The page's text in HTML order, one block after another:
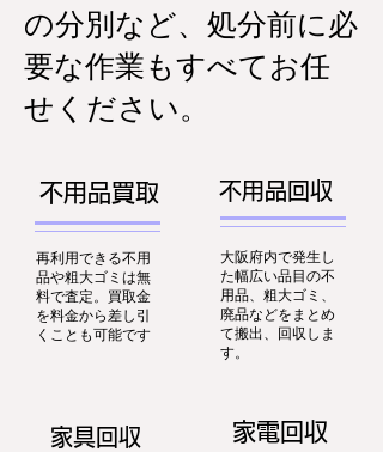
の分別など、処分前に必
要な作業もすべてお任
せください。
不用品買取
再利用できる不用
品や粗大ゴミは無
料で査定。買取金
を料金から差し引
くことも可能です
不用品回収
大阪府内で発生し
た幅広い品目の不
用品、粗大ゴミ、
廃品などをまとめ
て搬出、回収しま
す。
家具回収 家電回収